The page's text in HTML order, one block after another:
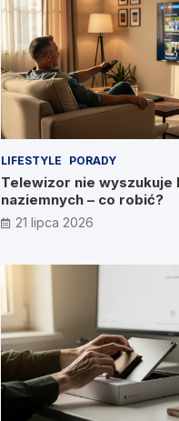
LIFESTYLE PORADY
Telewizor nie wyszukuje
naziemnych – co robić?
21 lipca 2026